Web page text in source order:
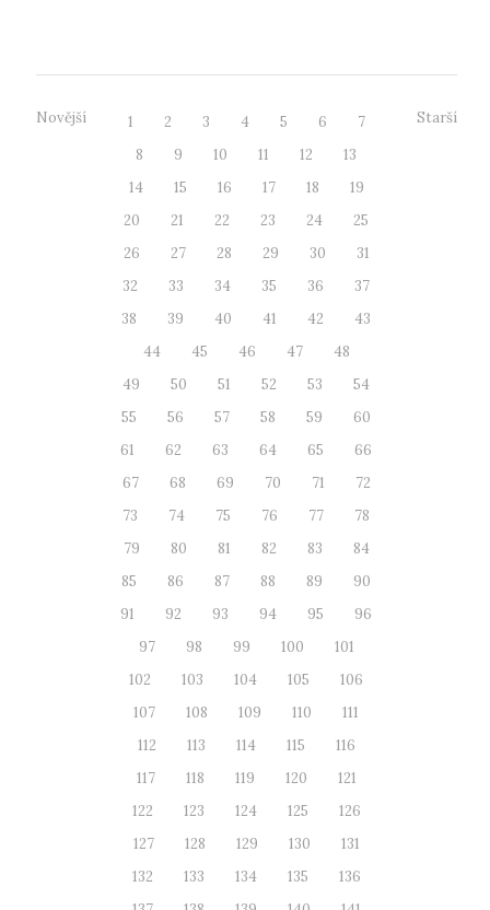
Novější 1 2 3 4 5 6
7
8
9 10 11 12
13
14
15 16 17 18
19
20
21 22 23 24
25
26
27 28 29 30
31
32
33 34 35 36
37
38
39 40 41 42
43
44
45 46 47
48
49
50 51 52 53
54
55
56 57 58 59
60
61
62 63 64 65
66
67
68 69 70 71
72
73
74 75 76 77
78
79
80 81 82 83
84
85
86 87 88 89
90
91
92 93 94 95
96
97
98 99 100
101
102
103 104 105
106
107
108 109 110
111
112
113 114 115
116
117
118 119 120
121
122
123 124 125
126
127
128 129 130
131
132
133 134 135
136
Starší